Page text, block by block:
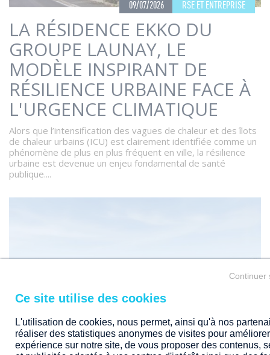
09/07/2026 RSE ET ENTREPRISE
LA RÉSIDENCE EKKO DU
GROUPE LAUNAY, LE
MODÈLE INSPIRANT DE
RÉSILIENCE URBAINE FACE À
L'URGENCE CLIMATIQUE
Alors que l’intensification des vagues de chaleur et des îlots
de chaleur urbains (ICU) est clairement identifiée comme un
phénomène de plus en plus fréquent en ville, la résilience
urbaine est devenue un enjeu fondamental de santé
publique....
19/05/2026 RSE ET ENTREPRISE
L'utilisation de cookies, nous permet, ainsi qu'à nos
réaliser des statistiques anonymes de visites pour
expérience sur notre site, de vous proposer des contenus,
Continuer